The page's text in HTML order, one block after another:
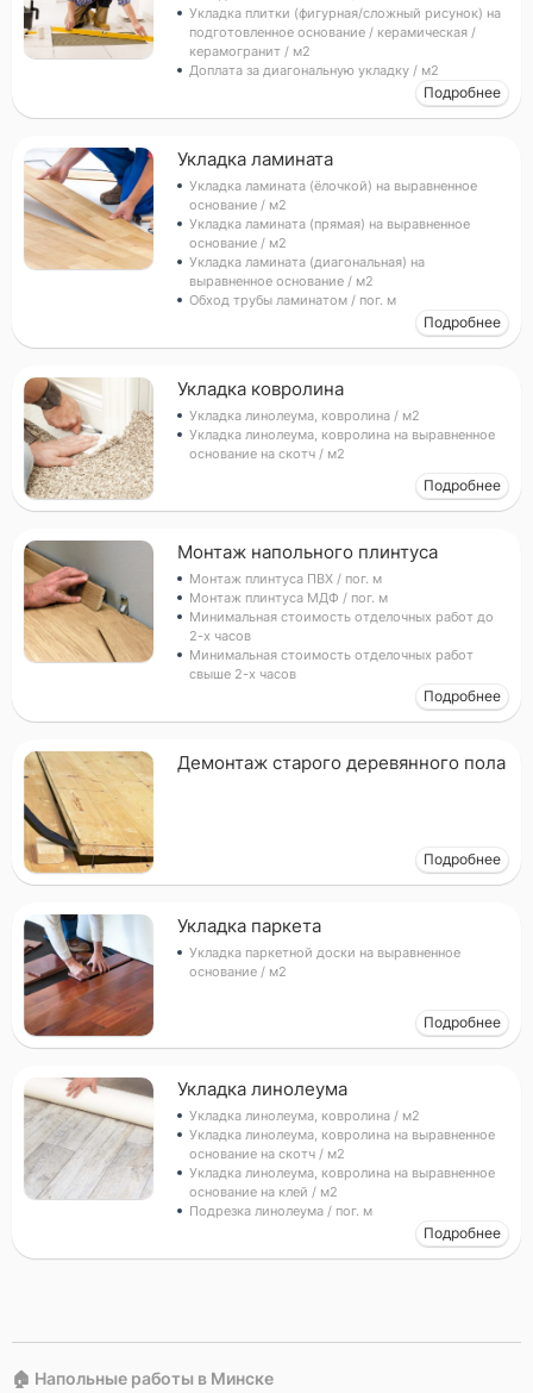
Укладка плитки (фигурная/сложный рисунок) на
подготовленное основание / керамическая /
керамогранит / м2
Доплата за диагональную укладку / м2
Подробнее
Укладка ламината
Укладка ламината (ёлочкой) на выравненное
основание / м2
Укладка ламината (прямая) на выравненное
основание / м2
Укладка ламината (диагональная) на
выравненное основание / м2
Обход трубы ламинатом / пог. м
Подробнее
Укладка ковролина
Укладка линолеума, ковролина / м2
Укладка линолеума, ковролина на выравненное
основание на скотч / м2
Подробнее
Монтаж напольного плинтуса
Монтаж плинтуса ПВХ / пог. м
Монтаж плинтуса МДФ / пог. м
Минимальная стоимость отделочных работ до
2-х часов
Минимальная стоимость отделочных работ
свыше 2-х часов
Подробнее
Демонтаж старого деревянного пола
Подробнее
Укладка паркета
Укладка паркетной доски на выравненное
основание / м2
Подробнее
Укладка линолеума
Укладка линолеума, ковролина / м2
Укладка линолеума, ковролина на выравненное
основание на скотч / м2
Укладка линолеума, ковролина на выравненное
основание на клей / м2
Подрезка линолеума / пог. м
Подробнее
🏠 Напольные работы в Минске
Прикрепить фото (до 5 шт.) (Подсказка: фото помогут мастеру
Добавить фото
Заказать
Я согласен с условиямиобработки данных